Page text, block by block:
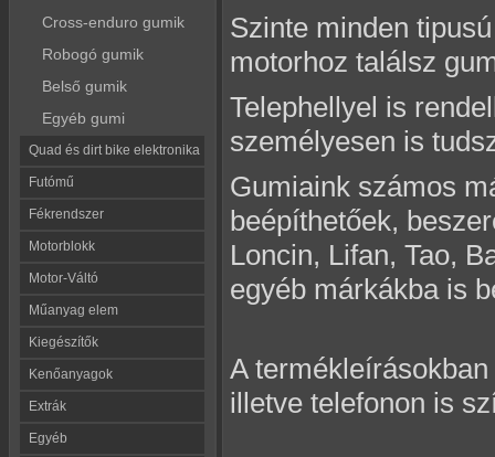
Cross-enduro gumik
Robogó gumik
Belső gumik
Egyéb gumi
Quad és dirt bike elektronika
Futómű
Fékrendszer
Motorblokk
Motor-Váltó
Műanyag elem
Kiegészítők
Kenőanyagok
Extrák
Egyéb
Szinte minden
motorhoz találsz
Telephellyel is
személyesen is
Gumiaink számos
beépíthetőek,
Loncin, Lifan, Tao,
egyéb márkákba is
A
illetve telefonon is